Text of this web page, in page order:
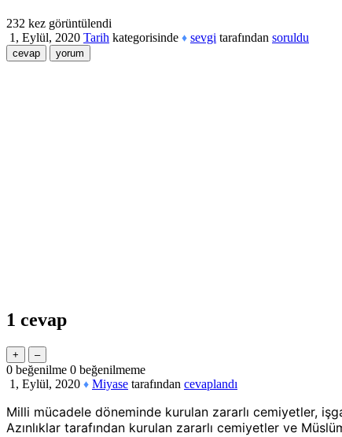
232 kez görüntülendi
1, Eylül, 2020 Tarih kategorisinde ♦ sevgi tarafından soruldu
1 cevap
0 beğenilme 0 beğenilmeme
1, Eylül, 2020 ♦ Miyase tarafından cevaplandı
Milli mücadele döneminde kurulan zararlı cemiyetler,
Azınlıklar tarafından kurulan zararlı cemiyetler ve